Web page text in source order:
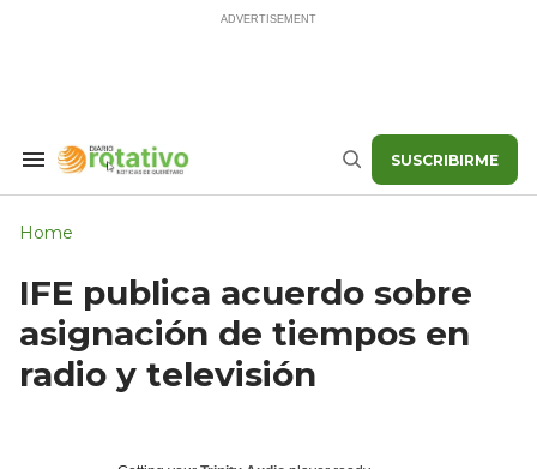
Search
Buscar SUSCRIBIRME
Home
IFE publica acuerdo sobre
asignación de tiempos en
radio y televisión